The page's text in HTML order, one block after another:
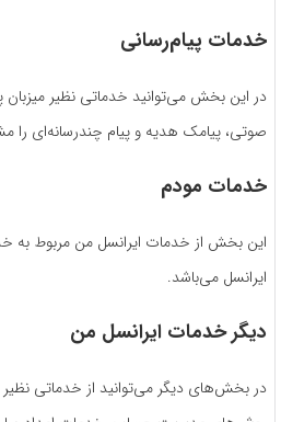
خدمات پیام‌رسانی
در این بخش می‌توانید خدماتی نظیر میزبان
صوتی، پیامک هدیه و پیام چندرسانه‌ای را
خدمات مودم
این بخش از خدمات ایرانسل من مربوط به
ایرانسل می‌باشد.
دیگر خدمات ایرانسل من
در بخش‌های دیگر می‌توانید از خدماتی